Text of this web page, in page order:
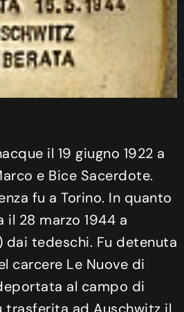
il 19 giugno 1922 a
e Bice Sacerdote.
fu a Torino. In quanto
28 marzo 1944 a
dai tedeschi. Fu detenuta
carcere Le Nuove di
al campo di